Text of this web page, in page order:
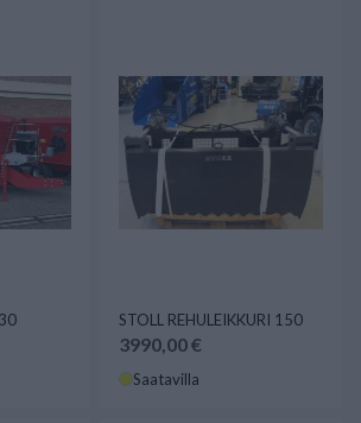
STOLL REHULEIKKURI 150
3990,00 €
Saatavilla